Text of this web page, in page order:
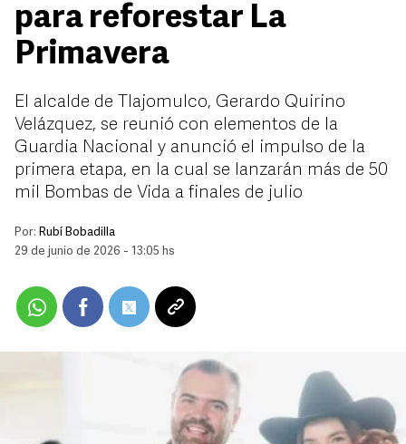
para reforestar La
Primavera
El alcalde de Tlajomulco, Gerardo Quirino
Velázquez, se reunió con elementos de la
Guardia Nacional y anunció el impulso de la
primera etapa, en la cual se lanzarán más de 50
mil Bombas de Vida a finales de julio
Por: Rubí Bobadilla
29 de junio de 2026 - 13:05 hs